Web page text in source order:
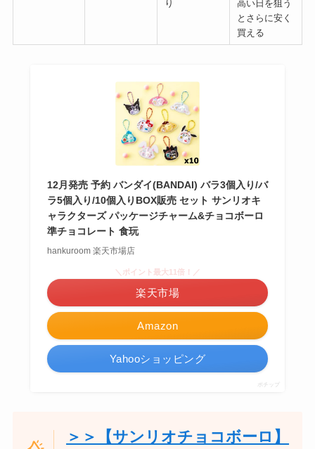
り
高い日を狙う
とさらに安く
買える
12月発売 予約 バンダイ(BANDAI) バラ3個入り/バ
ラ5個入り/10個入りBOX販売 セット サンリオキ
ャラクターズ パッケージチャーム&チョコボーロ
準チョコレート 食玩
hankuroom 楽天市場店
Amazon
＼ポイント最大11倍！／
楽天市場
Yahooショッピング
ポチップ
＞＞【サンリオチョコボーロ】